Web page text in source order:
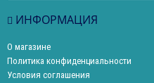
ИНФОРМАЦИЯ
О магазине
Политика конфиденциальности
Условия соглашения